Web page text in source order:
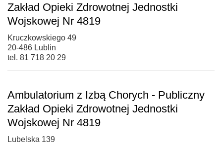
Zakład Opieki Zdrowotnej Jednostki
Wojskowej Nr 4819
Kruczkowskiego 49
20-486 Lublin
tel. 81 718 20 29
Ambulatorium z Izbą Chorych - Publiczny
Zakład Opieki Zdrowotnej Jednostki
Wojskowej Nr 4819
Lubelska 139